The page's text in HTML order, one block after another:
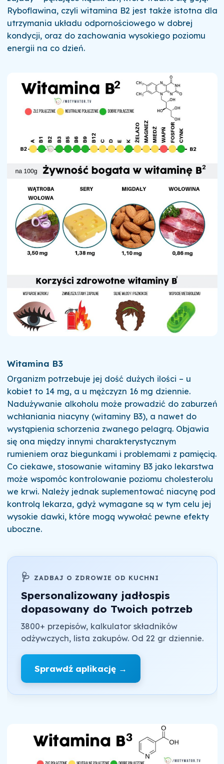
Ryboflawina, czyli witamina B2 jest także istotna dla
utrzymania układu odpornościowego w dobrej
kondycji, oraz do zachowania wysokiego poziomu
energii na co dzień.
Witamina B3
Organizm potrzebuje jej dość dużych ilości – u
kobiet to 14 mg, a u mężczyzn 16 mg dziennie.
Nadużywanie alkoholu może prowadzić do zaburzeń
wchłaniania niacyny (witaminy B3), a nawet do
wystąpienia schorzenia zwanego pelagrą. Objawia
się ona między innymi charakterystycznym
rumieniem oraz biegunkami i problemami z pamięcią.
Co ciekawe, stosowanie witaminy B3 jako lekarstwa
może wspomóc kontrolowanie poziomu cholesterolu
we krwi. Należy jednak suplementować niacynę pod
kontrolą lekarza, gdyż wymagane są w tym celu jej
wysokie dawki, które mogą wywołać pewne efekty
uboczne.
🩺 ZADBAJ O ZDROWIE OD KUCHNI
Spersonalizowany jadłospis
dopasowany do Twoich potrzeb
3800+ przepisów, kalkulator składników
odżywczych, lista zakupów. Od 22 gr dziennie.
Sprawdź aplikację →